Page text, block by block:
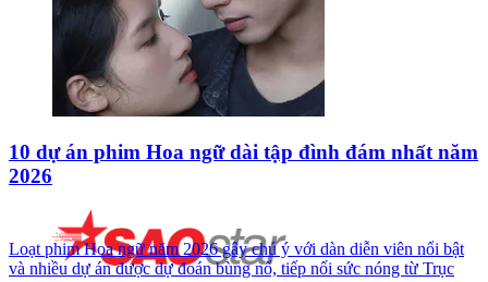
10 dự án phim Hoa ngữ dài tập đình đám nhất năm
2026
Loạt phim Hoa ngữ năm 2026 gây chú ý với dàn diễn viên nổi bật
và nhiều dự án được dự đoán bùng nổ, tiếp nối sức nóng từ Trục